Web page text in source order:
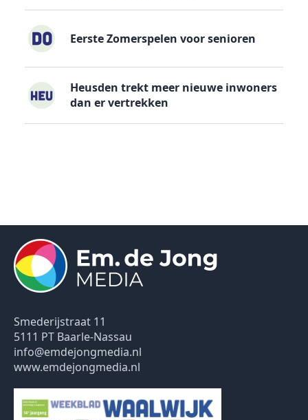
Eerste Zomerspelen voor senioren
Heusden trekt meer nieuwe inwoners
dan er vertrekken
Smederijstraat 11
5111 PT Baarle-Nassau
info@emdejongmedia.nl
www.emdejongmedia.nl